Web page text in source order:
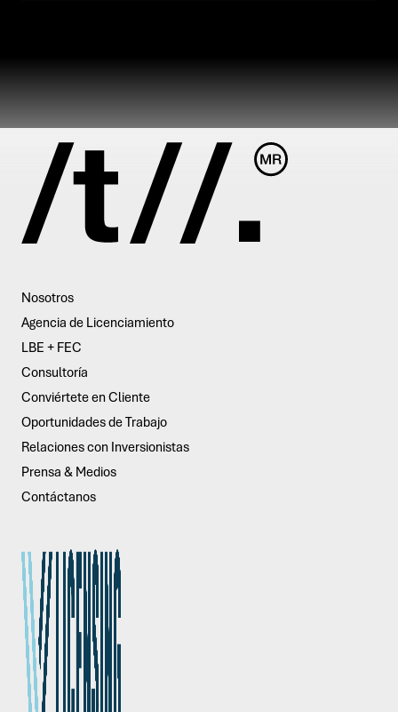
Nosotros
Agencia de Licenciamiento
LBE + FEC
Consultoría
Conviértete en Cliente
Oportunidades de Trabajo
Relaciones con Inversionistas
Prensa & Medios
Contáctanos